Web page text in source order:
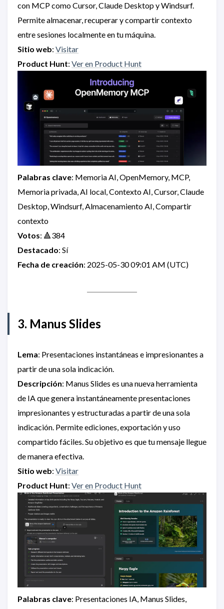
con MCP como Cursor, Claude Desktop y Windsurf.
Permite almacenar, recuperar y compartir contexto
entre sesiones localmente en tu máquina.
Sitio web: Visitar
Product Hunt: Ver en Product Hunt
Palabras clave: Memoria AI, OpenMemory, MCP,
Memoria privada, AI local, Contexto AI, Cursor, Claude
Desktop, Windsurf, Almacenamiento AI, Compartir
contexto
Votos: 🔺384
Destacado: Sí
Fecha de creación: 2025-05-30 09:01 AM (UTC)
3. Manus Slides
Lema: Presentaciones instantáneas e impresionantes a
partir de una sola indicación.
Descripción: Manus Slides es una nueva herramienta
de IA que genera instantáneamente presentaciones
impresionantes y estructuradas a partir de una sola
indicación. Permite ediciones, exportación y uso
compartido fáciles. Su objetivo es que tu mensaje llegue
de manera efectiva.
Sitio web: Visitar
Product Hunt: Ver en Product Hunt
Palabras clave: Presentaciones IA, Manus Slides,